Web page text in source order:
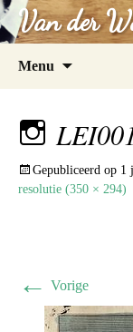
Van der
Menu
Gepubliceerd op 1
resolutie (350 × 294)
← Vorige